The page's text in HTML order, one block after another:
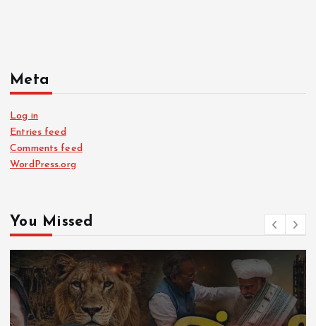
Meta
Log in
Entries feed
Comments feed
WordPress.org
You Missed